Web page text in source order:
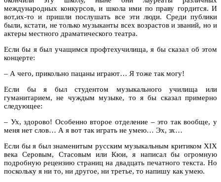
международных конкурсов, и школа ими по праву гордится. И
вот,их-то и пришли послушать все эти люди. Среди публики
были, кстати, не только музыканты всех возрастов и званий, но и
актеры местного драматического театра.
Если бы я был учащимся профтехучилища, я бы сказал об этом
концерте:
– А чего, прикольно пацаны играют… Я тоже так могу!
Если бы я был студентом музыкального училища или
гуманитарием, не чуждым музыке, то я бы сказал примерно
следующее:
– Ух, здорово! Особенно второе отделение – это так вообще, у
меня нет слов… А я вот так играть не умею… Эх, эх…
Если бы я был знаменитым русским музыкальным критиком XIX
века Серовым, Стасовым или Кюи, я написал бы огромную
подробную рецензию страниц на двадцать печатного текста. Но
поскольку я ни то, ни другое, ни третье, то напишу как умею.